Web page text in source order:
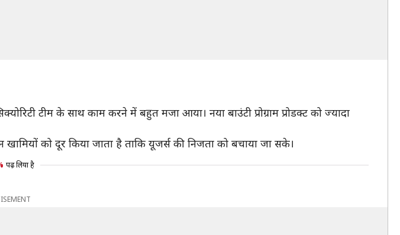
टीम के साथ काम करने में बहुत मजा आया। नया बाउंटी प्रोग्राम प्रोडक्ट को ज्यादा
को दूर किया जाता है ताकि यूजर्स की निजता को बचाया जा सके।
पढ़ लिया है